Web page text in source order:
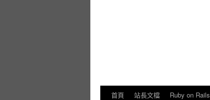
首頁 站長文檔 Ruby on Rails